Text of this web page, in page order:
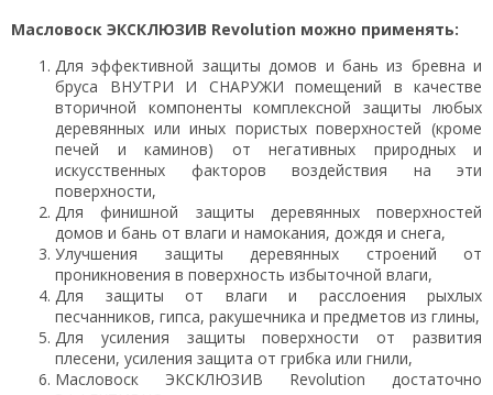
Масловоск ЭКСКЛЮЗИВ Revolution можно применять:
Для эффективной защиты домов и бань из бревна и
бруса ВНУТРИ И СНАРУЖИ помещений в качестве
вторичной компоненты комплексной защиты любых
деревянных или иных пористых поверхностей (кроме
печей и каминов) от негативных природных и
искусственных факторов воздействия на эти
поверхности,
Для финишной защиты деревянных поверхностей
домов и бань от влаги и намокания, дождя и снега,
Улучшения защиты деревянных строений от
проникновения в поверхность избыточной влаги,
Для защиты от влаги и расслоения рыхлых
песчанников, гипса, ракушечника и предметов из глины,
Для усиления защиты поверхности от развития
плесени, усиления защита от грибка или гнили,
Масловоск ЭКСКЛЮЗИВ Revolution достаточно